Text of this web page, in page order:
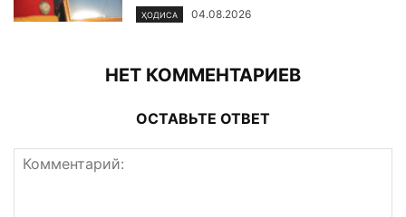
ҲОДИСА 04.08.2026
НЕТ КОММЕНТАРИЕВ
ОСТАВЬТЕ ОТВЕТ